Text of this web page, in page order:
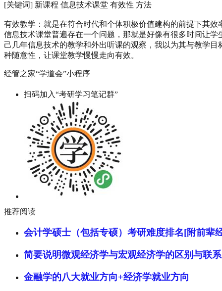
[关键词] 新课程 信息技术课堂 有效性 方法
有效教学：就是在符合时代和个体积极价值建构的前提下其
信息技术课堂普遍存在一个问题，那就是好像有很多时间让
己几年信息技术的教学和外出听课的观察，我以为其与教学
种随意性，让课堂教学慢慢走向有效。
经管之家“学道会”小程序
扫码加入“考研学习笔记群”
推荐阅读
会计学硕士（包括专硕）考研难度排名[附前辈
简要说明微观经济学与宏观经济学的区别与联系
金融学的八大就业方向+经济学就业方向